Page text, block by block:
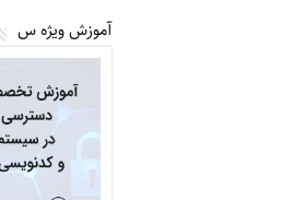
آموزش ویژه س